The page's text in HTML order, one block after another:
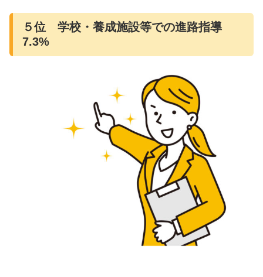
５位 学校・養成施設等での進路指導
7.3%